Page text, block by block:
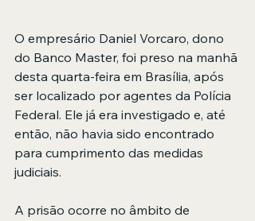
O empresário Daniel Vorcaro, dono
do Banco Master, foi preso na manhã
desta quarta-feira em Brasília, após
ser localizado por agentes da Polícia
Federal. Ele já era investigado e, até
então, não havia sido encontrado
para cumprimento das medidas
judiciais.
A prisão ocorre no âmbito de